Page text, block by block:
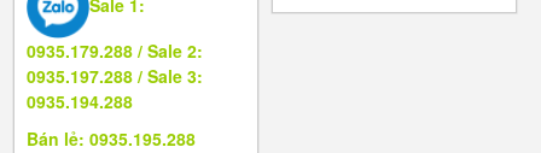
Sale 1:
0935.179.288 / Sale 2:
0935.197.288 / Sale 3:
0935.194.288
Bán lẻ: 0935.195.288